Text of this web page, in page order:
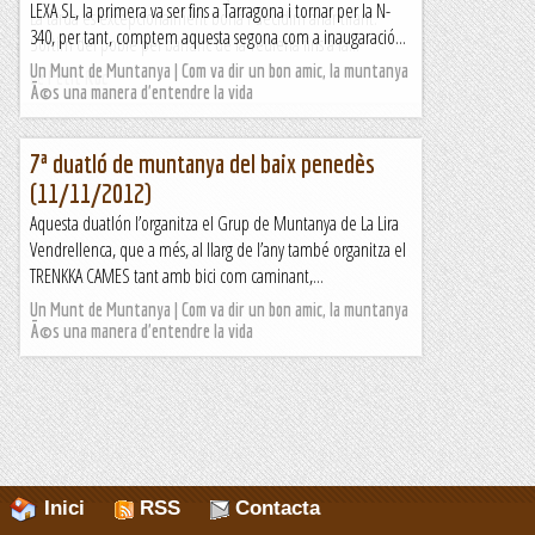
La tarda és excepcionalment bona i decidim anar tirant.
Sortim del poble pel barranc de la Teuleria fins a la...
Le Petit Roc
LEXA SL, la primera va ser fins a Tarragona i tornar per la N-
340, per tant, comptem aquesta segona com a inaugaració...
Un Munt de Muntanya | Com va dir un bon amic, la muntanya
Ã©s una manera d'entendre la vida
7ª duatló de muntanya del baix penedès
(11/11/2012)
Aquesta duatlón l’organitza el Grup de Muntanya de La Lira
Vendrellenca, que a més, al llarg de l’any també organitza el
TRENKKA CAMES tant amb bici com caminant,...
Un Munt de Muntanya | Com va dir un bon amic, la muntanya
Ã©s una manera d'entendre la vida
Inici RSS Contacta